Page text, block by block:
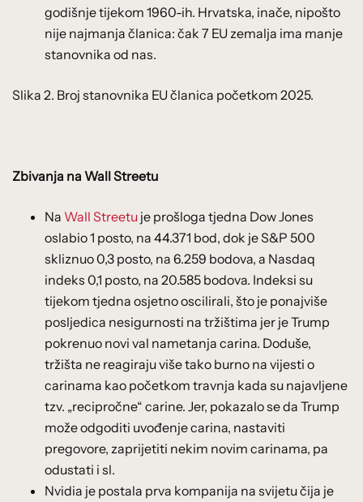
godišnje tijekom 1960-ih. Hrvatska, inače, nipošto
nije najmanja članica: čak 7 EU zemalja ima manje
stanovnika od nas.
Slika 2. Broj stanovnika EU članica početkom 2025.
Zbivanja na Wall Streetu
Na Wall Streetu je prošloga tjedna Dow Jones
oslabio 1 posto, na 44.371 bod, dok je S&P 500
skliznuo 0,3 posto, na 6.259 bodova, a Nasdaq
indeks 0,1 posto, na 20.585 bodova. Indeksi su
tijekom tjedna osjetno oscilirali, što je ponajviše
posljedica nesigurnosti na tržištima jer je Trump
pokrenuo novi val nametanja carina. Doduše,
tržišta ne reagiraju više tako burno na vijesti o
carinama kao početkom travnja kada su najavljene
tzv. „recipročne“ carine. Jer, pokazalo se da Trump
može odgoditi uvođenje carina, nastaviti
pregovore, zaprijetiti nekim novim carinama, pa
odustati i sl.
Nvidia je postala prva kompanija na svijetu čija je